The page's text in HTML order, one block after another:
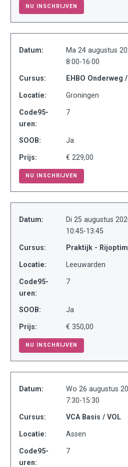
NU INSCHRIJVEN
Datum:
Ma 24 augustus
8:00-16:00
Cursus: EHBO Onderweg
Locatie: Groningen
Code95-
uren:
7
SOOB: Ja
Prijs: € 229,00
NU INSCHRIJVEN
Datum:
Di 25 augustus
10:45-13:45
Cursus: Praktijk -
Locatie: Leeuwarden
Code95-
uren:
7
SOOB: Ja
Prijs: € 350,00
NU INSCHRIJVEN
Datum:
Wo 26 augustus
7:30-15:30
Cursus: VCA Basis / VOL
Locatie: Assen
Code95-
uren:
7